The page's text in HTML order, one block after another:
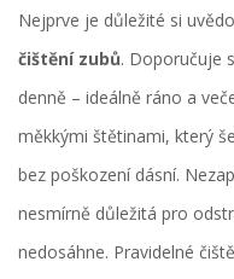
Nejprve je důležité si
čištění zubů. Doporučuje
denně – ideálně ráno a
měkkými štětinami, který
bez poškození dásní.
nesmírně důležitá pro
nedosáhne. Pravidelné